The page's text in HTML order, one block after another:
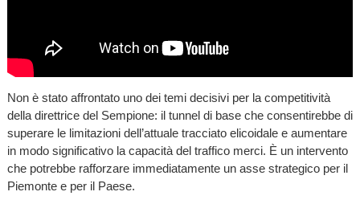
Non è stato affrontato uno dei temi decisivi per la competitività
della direttrice del Sempione: il tunnel di base che consentirebbe di
superare le limitazioni dell’attuale tracciato elicoidale e aumentare
in modo significativo la capacità del traffico merci. È un intervento
che potrebbe rafforzare immediatamente un asse strategico per il
Piemonte e per il Paese.